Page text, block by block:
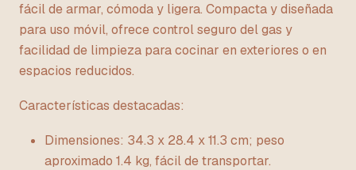
fácil de armar, cómoda y ligera. Compacta y diseñada
para uso móvil, ofrece control seguro del gas y
facilidad de limpieza para cocinar en exteriores o en
espacios reducidos.
Características destacadas:
Dimensiones: 34.3 x 28.4 x 11.3 cm; peso
aproximado 1.4 kg, fácil de transportar.